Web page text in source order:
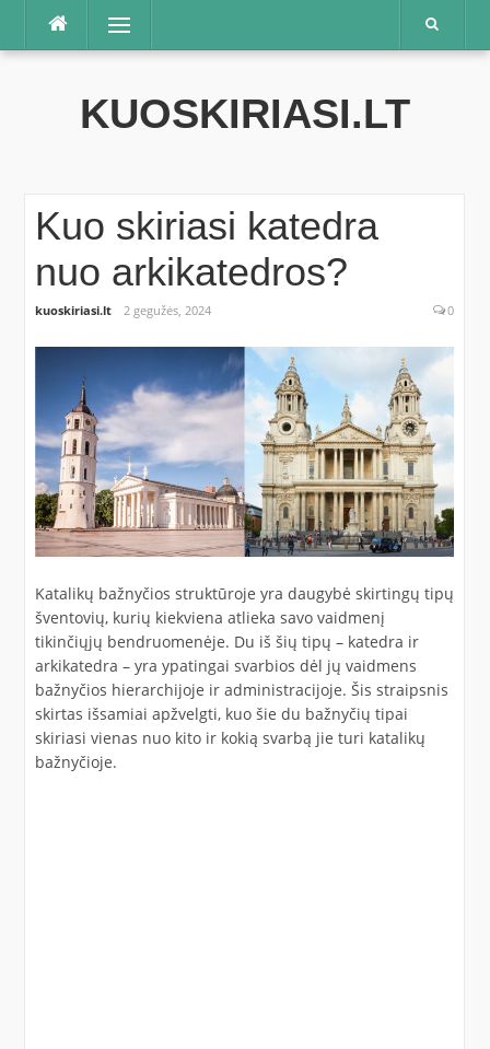
Praleisti
Meniu
KUOSKIRIASI.LT
Kuo skiriasi katedra
nuo arkikatedros?
kuoskiriasi.lt 2 gegužės, 2024 0
Katalikų bažnyčios struktūroje yra daugybė skirtingų tipų
šventovių, kurių kiekviena atlieka savo vaidmenį
tikinčiųjų bendruomenėje. Du iš šių tipų – katedra ir
arkikatedra – yra ypatingai svarbios dėl jų vaidmens
bažnyčios hierarchijoje ir administracijoje. Šis straipsnis
skirtas išsamiai apžvelgti, kuo šie du bažnyčių tipai
skiriasi vienas nuo kito ir kokią svarbą jie turi katalikų
bažnyčioje.